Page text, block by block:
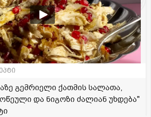
გემრიელი ქათმის სალათა,
და ნიგოზი ძალიან უხდება"